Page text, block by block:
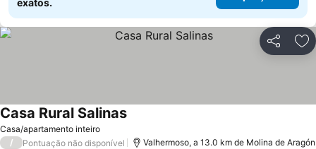
exatos.
Partilhar
Casa/apartamento inteiro
Casa Rural SalinasVer preços
/ Pontuação não disponível Valhermoso, a 13.0 km de Molina de Aragón